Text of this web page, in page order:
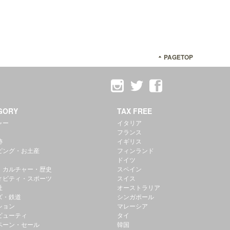
PAGETOP
ー
ング・お土産
カルチャー・歴史
ビティ・スポーツ
・鉄道
ョン
ューティ
ーン・セール
TAX FREE
イタリア
フランス
イギリス
フィンランド
ドイツ
スペイン
スイス
オーストラリア
シンガポール
マレーシア
タイ
韓国